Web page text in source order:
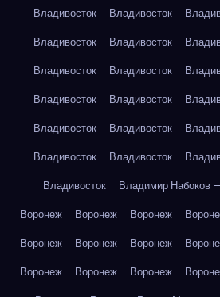
Владивосток
Владивосток
Владивосток
Владивосток
Владивосток
Владивосток
Владивосток
Владивосток
Владивосток
Владивосток
Владивосток
Владивосток
Владивосток
Владимир Набоков
Воронеж
Воронеж Воронеж
Воронеж
Воронеж Воронеж
Воронеж
Воронеж Воронеж